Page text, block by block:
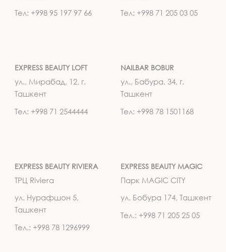
Тел: +998 95 197 97 66
Тел: +998 71 205 03 05
EXPRESS BEAUTY LOFT
ул., Мирабад, 12, г.
Ташкент
Тел: +998 71 2544444
NAILBAR BOBUR
ул., Бабура, 34, г.
Ташкент
Тел: +998 78 1501168
EXPRESS BEAUTY RIVIERA
ТРЦ Riviera
ул. Нурафшон 5,
Ташкент
Тел.: +998 78 1296999
EXPRESS BEAUTY MAGIC
Парк MAGIC CITY
ул. Бобура 174, Ташкент
Тел.: +998 71 205 25 05